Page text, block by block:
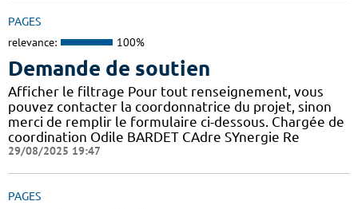
PAGES
relevance: 100%
Demande de soutien
Afficher le filtrage Pour tout renseignement, vous
pouvez contacter la coordonnatrice du projet, sinon
merci de remplir le formulaire ci-dessous. Chargée de
coordination Odile BARDET CAdre SYnergie Re
29/08/2025 19:47
PAGES